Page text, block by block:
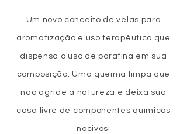
Um novo conceito de velas para
aromatização e uso terapêutico que
dispensa o uso de parafina em sua
composição. Uma queima limpa que
não agride a natureza e deixa sua
casa livre de componentes químicos
nocivos!